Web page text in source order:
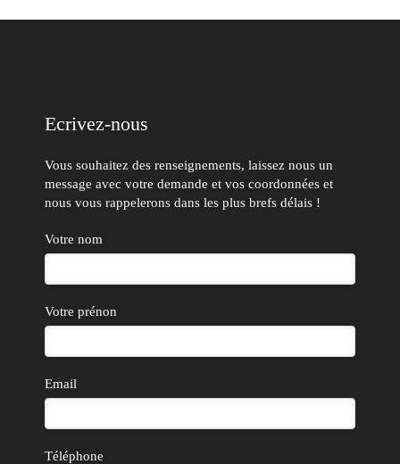
Ecrivez-nous
Vous souhaitez des renseignements, laissez nous un
message avec votre demande et vos coordonnées et
nous vous rappelerons dans les plus brefs délais !
Votre nom
Votre prénon
Email
Téléphone